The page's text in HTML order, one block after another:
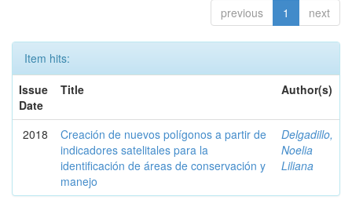
previous 1 next
Item hits:
Issue
Date
Title Author(s)
2018
Creación de nuevos polígonos a partir de
indicadores satelitales para la
identificación de áreas de conservación y
manejo
Delgadillo,
Noelia
Liliana